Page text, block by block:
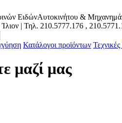
ΕιδώνΑυτοκινήτου &
| Τηλ. 210.5777.176 ,
Κατάλογοι προϊόντων
μαζί μας